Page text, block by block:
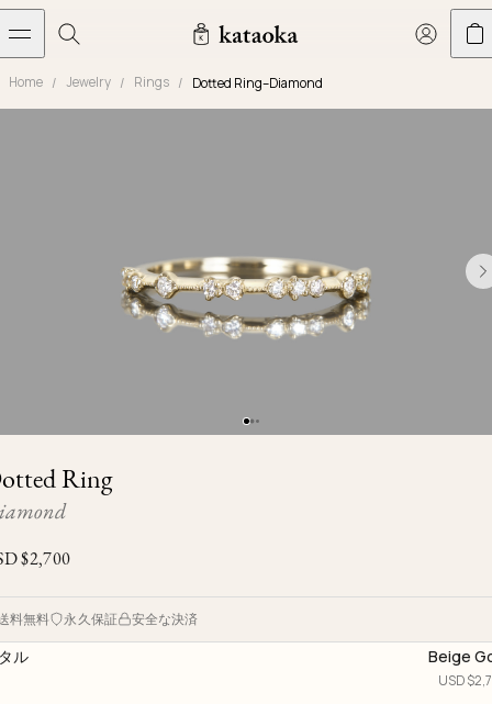
メインコンテンツへスキップ
The world of kataoka
Marriage Rings
Bracelets
Limited Edition
Less is More
Snowflake
Herbarium
Calyx
Brut
Handle
Iceberg
Ojyu Boxes
Vases
Our Houses of Artistry
Yoshinobu's Diary
Custom-blended Metal
Book an Appointment
Limited Lifetime Warranty
Home Jewelry Rings Dotted Ring–Diamond
Ring
$2,700
料無料 永久保証 安全な決済
ル Beige
USD $